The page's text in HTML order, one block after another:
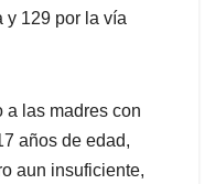
y 129 por la vía
a las madres con
años de edad,
aun insuficiente,